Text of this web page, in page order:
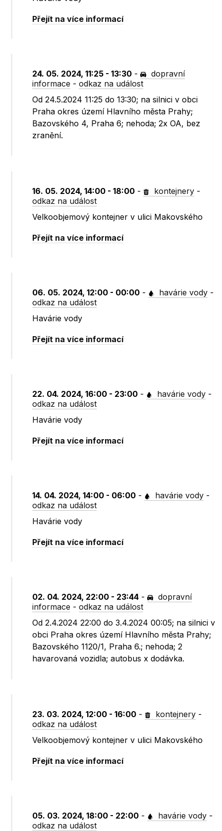
Přejít na více informací
24. 05. 2024, 11:25 - 13:30 -
dopravní
informace -odkaz na událost
Od 24.5.2024 11:25 do 13:30; na silnici v obci
Praha okres území Hlavního města Prahy;
Bazovského 4, Praha 6; nehoda; 2x OA, bez
zranění.
16. 05. 2024, 14:00 - 18:00 - kontejnery -
odkaz na událost
Velkoobjemový kontejner v ulici Makovského
Přejít na více informací
06. 05. 2024, 12:00 - 00:00 - havárie vody -
odkaz na událost
Havárie vody
Přejít na více informací
22. 04. 2024, 16:00 - 23:00 - havárie vody -
odkaz na událost
Havárie vody
Přejít na více informací
14. 04. 2024, 14:00 - 06:00 - havárie vody -
odkaz na událost
Havárie vody
Přejít na více informací
02. 04. 2024, 22:00 - 23:44 -
dopravní
informace -odkaz na událost
Od 2.4.2024 22:00 do 3.4.2024 00:05; na silnici v
obci Praha okres území Hlavního města Prahy;
Bazovského 1120/1, Praha 6.; nehoda; 2
havarovaná vozidla; autobus x dodávka.
23. 03. 2024, 12:00 - 16:00 - kontejnery -
odkaz na událost
Velkoobjemový kontejner v ulici Makovského
Přejít na více informací
05. 03. 2024, 18:00 - 22:00 - havárie vody -
odkaz na událost